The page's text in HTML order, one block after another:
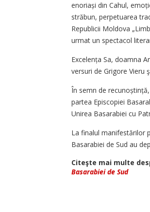
enoriași din Cahul,
străbun, perpetuarea
Republicii Moldova
urmat un spectacol
Excelența Sa, doamna
versuri de Grigore Vieru
În semn de
partea Episcopiei
Unirea Basarabiei cu
La finalul manifestărilor
Basarabiei de Sud au
Citeşte mai multe
Basarabiei de Sud